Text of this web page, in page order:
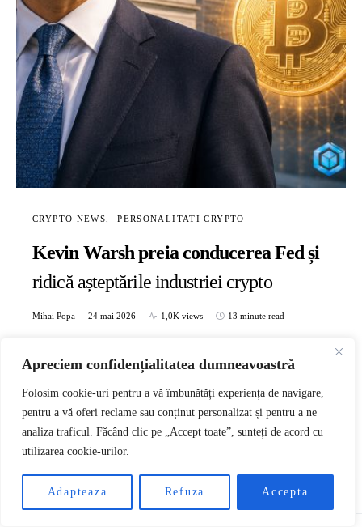
Apreciem confidențialitatea dumneavoastră
Folosim cookie-uri pentru a vă îmbunătăți experiența de navigare,
pentru a vă oferi reclame sau conținut personalizat și pentru a ne
analiza traficul. Făcând clic pe „Accept toate”, sunteți de acord cu
utilizarea cookie-urilor.
Adapteaza Refuza Accepta
CRYPTO NEWS PERSONALITATI CRYPTO
Kevin Warsh preia conducerea Fed și
ridică așteptările industriei crypto
Mihai Popa 24 mai 2026 1,0K views 13 minute read
Warsh a pus mâna pe Biblie…
CITESTE TOT
RO